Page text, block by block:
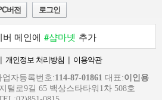
버전 로그인
버 메인에 #샵마넷 추가
| 개인정보 처리방침 | 이용약관
업자등록번호:114-87-01861 대표:이인용
털로9길 65 백상스타타워1차 508호